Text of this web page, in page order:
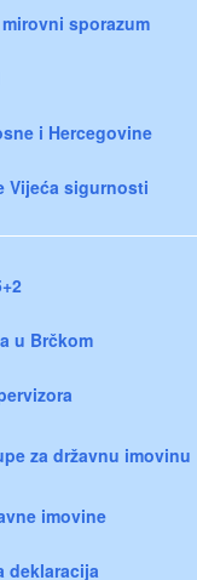
sporazum
i Hercegovine
Vijeća sigurnosti
u Brčkom
za državnu imovinu
imovine
deklaracija